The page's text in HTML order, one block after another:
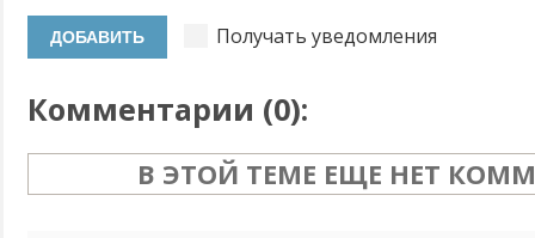
Получать уведомления
Комментарии (0):
В ЭТОЙ ТЕМЕ ЕЩЕ НЕТ